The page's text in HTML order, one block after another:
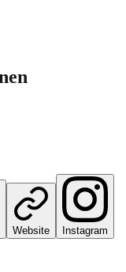
Website Instagram